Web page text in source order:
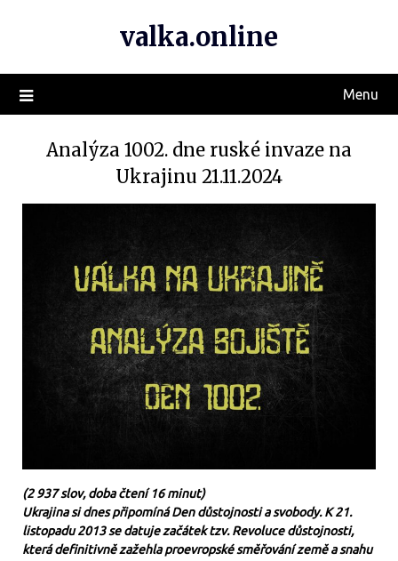
valka.online
Menu
Analýza 1002. dne ruské invaze na
Ukrajinu 21.11.2024
(2 937 slov, doba čtení 16 minut)
Ukrajina si dnes připomíná Den důstojnosti a svobody. K 21.
listopadu 2013 se datuje začátek tzv. Revoluce důstojnosti,
která definitivně zažehla proevropské směřování země a snahu